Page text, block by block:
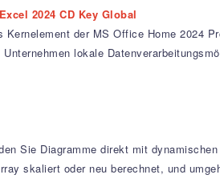
2024 CD Key Global
der MS Office Home 2024
lokale
Sie Diagramme direkt mit
skaliert oder neu berechnet, und